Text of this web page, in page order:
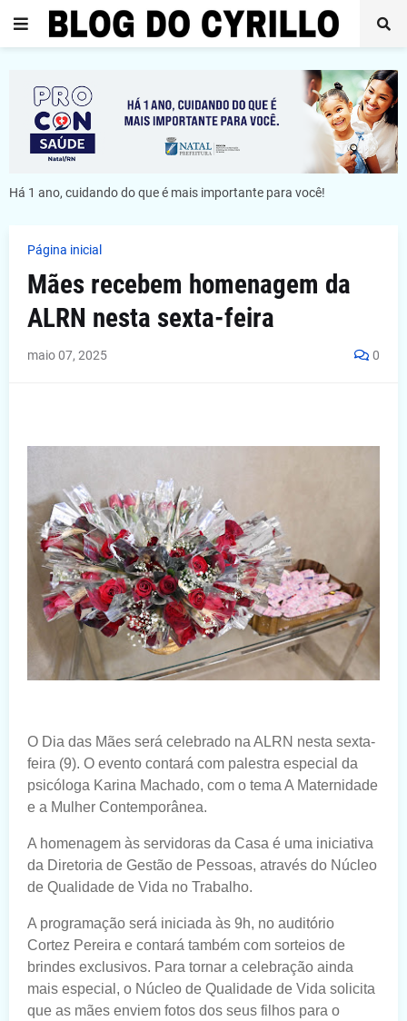
Há 1 ano, cuidando do que é mais importante para você!
Página inicial
Mães recebem homenagem da
ALRN nesta sexta-feira
maio 07, 2025 0
O Dia das Mães será celebrado na ALRN nesta sexta-
feira (9). O evento contará com palestra especial da
psicóloga Karina Machado, com o tema A Maternidade
e a Mulher Contemporânea.
A homenagem às servidoras da Casa é uma iniciativa
da Diretoria de Gestão de Pessoas, através do Núcleo
de Qualidade de Vida no Trabalho.
A programação será iniciada às 9h, no auditório
Cortez Pereira e contará também com sorteios de
brindes exclusivos. Para tornar a celebração ainda
mais especial, o Núcleo de Qualidade de Vida solicita
que as mães enviem fotos dos seus filhos para o